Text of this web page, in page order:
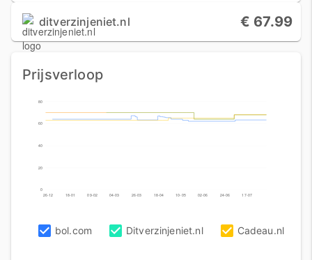
ditverzinjeniet.nl € 67.99
Prijsverloop
0
20
40
60
80
26-12 18-01 09-02 04-03 26-03 18-04 10-05 02-06 24-06 17-07
bol.com Ditverzinjeniet.nl Cadeau.nl